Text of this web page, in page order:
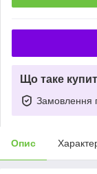
Що таке
Замовлення
Опис